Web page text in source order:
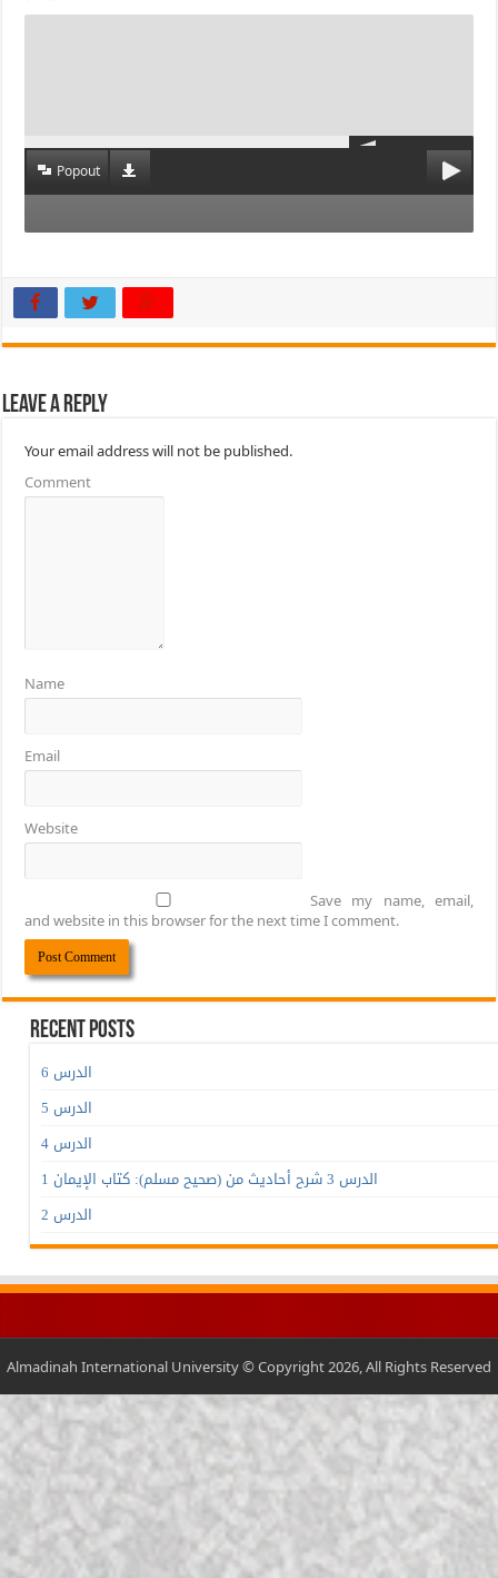
Popout
Leave a Reply
Your email address will not be published.
Comment
Name
Email
Website
Save my name, email,
and website in this browser for the next time I comment.
Recent Posts
الدرس 6
الدرس 5
الدرس 4
الدرس 3 شرح أحاديث من (صحيح مسلم): كتاب الإيمان 1
الدرس 2
Almadinah International University © Copyright 2026, All Rights Reserved